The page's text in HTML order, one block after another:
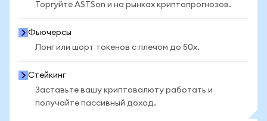
Торгуйте ASTSon и на рынках криптопрогнозов.
Фьючерсы
Лонг или шорт токенов с плечом до 50x.
Стейкинг
Заставьте вашу криптовалюту работать и
получайте пассивный доход.